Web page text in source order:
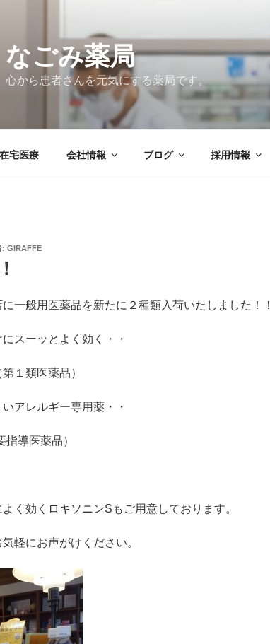
なごみ薬局
心から患者さんを元気にする薬局です。
在宅医療 会社情報 ブログ 採用情報
: GIRAFFE
一般用医薬品を新たに２種類入荷いたしました！！
にスーッとよく効く・・
１類医薬品）
いアレルギー専用薬・・
導医薬品）
く効くロキソニンSもご用意しております。
軽にお声がけください。